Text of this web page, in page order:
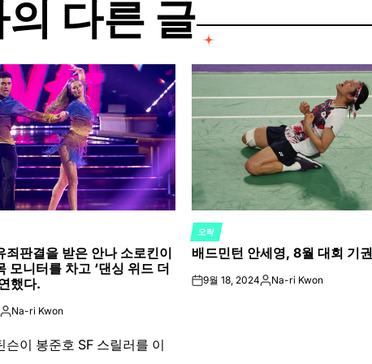
다른 글
죄판결을 받은 안나 소로킨이
모니터를 차고 ‘댄싱 위드 더
했다.
Posted
Na-ri Kwon
POSTED
IN
오락
배드민턴 안세영, 8월 대회 기권
on9월 18, 2024Posted
Na-ri Kwon